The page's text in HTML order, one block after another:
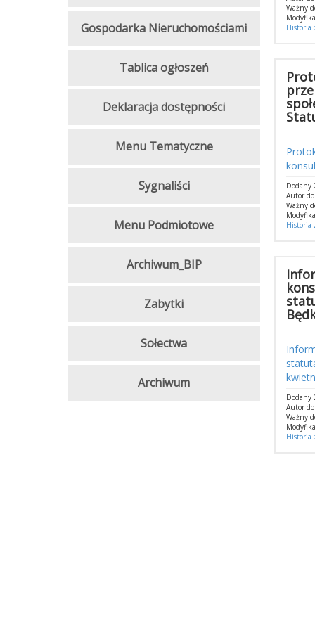
Ważny
Historia
Dodany
Autor
Ważny
Historia
Dodany
Autor
Ważny
Historia
Gospodarka Nieruchomościami
Tablica ogłoszeń
Deklaracja dostępności
Menu Tematyczne
Sygnaliści
Menu Podmiotowe
Archiwum_BIP
Zabytki
Sołectwa
Archiwum